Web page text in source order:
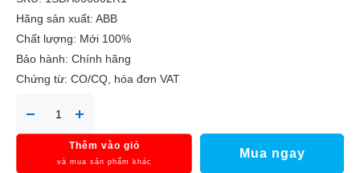
Hãng sản xuất: ABB
Chất lượng: Mới 100%
Bảo hành: Chính hãng
Chứng từ: CO/CQ, hóa đơn VAT
Thêm vào giỏ
và mua sản phẩm khác
Mua ngay